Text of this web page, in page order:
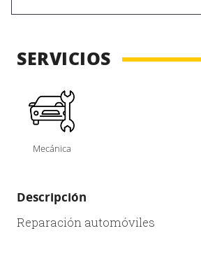
SERVICIOS
Mecánica
Descripción
Reparación automóviles